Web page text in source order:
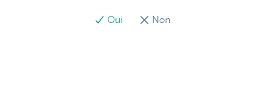
Oui Non